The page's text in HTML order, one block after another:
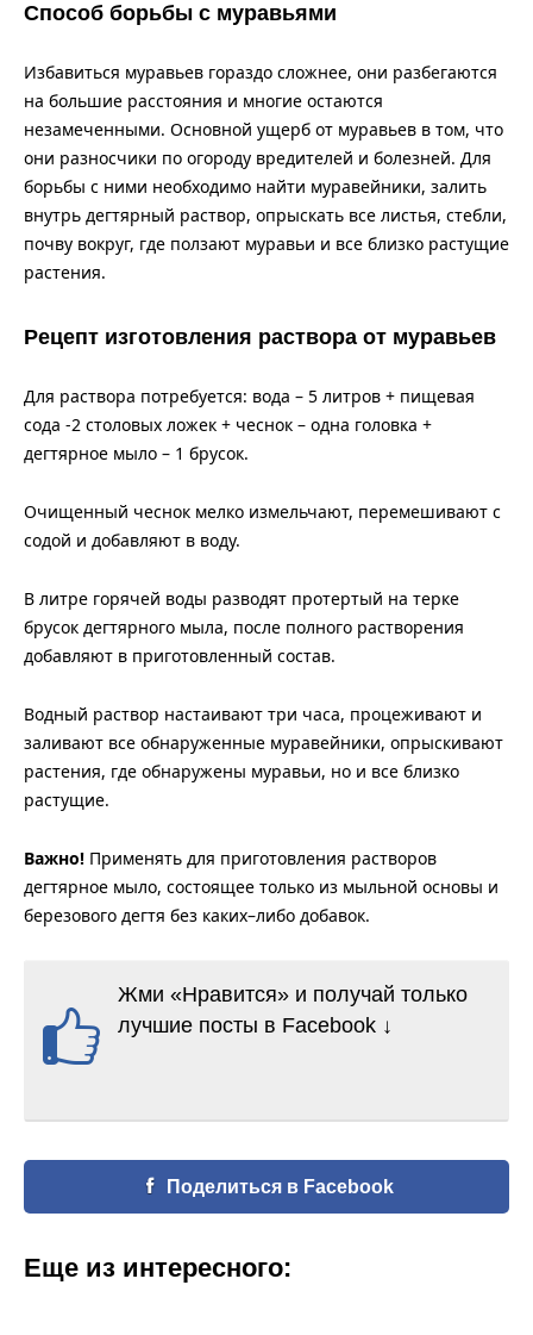
Способ борьбы с муравьями
Избавиться муравьев гораздо сложнее, они разбегаются
на большие расстояния и многие остаются
незамеченными. Основной ущерб от муравьев в том, что
они разносчики по огороду вредителей и болезней. Для
борьбы с ними необходимо найти муравейники, залить
внутрь дегтярный раствор, опрыскать все листья, стебли,
почву вокруг, где ползают муравьи и все близко растущие
растения.
Рецепт изготовления раствора от муравьев
Для раствора потребуется: вода – 5 литров + пищевая
сода -2 столовых ложек + чеснок – одна головка +
дегтярное мыло – 1 брусок.
Очищенный чеснок мелко измельчают, перемешивают с
содой и добавляют в воду.
В литре горячей воды разводят протертый на терке
брусок дегтярного мыла, после полного растворения
добавляют в приготовленный состав.
Водный раствор настаивают три часа, процеживают и
заливают все обнаруженные муравейники, опрыскивают
растения, где обнаружены муравьи, но и все близко
растущие.
Важно! Применять для приготовления растворов
дегтярное мыло, состоящее только из мыльной основы и
березового дегтя без каких–либо добавок.
Жми «Нравится» и получай только
лучшие посты в Facebook ↓
Поделиться в Facebook
Еще из интересного: